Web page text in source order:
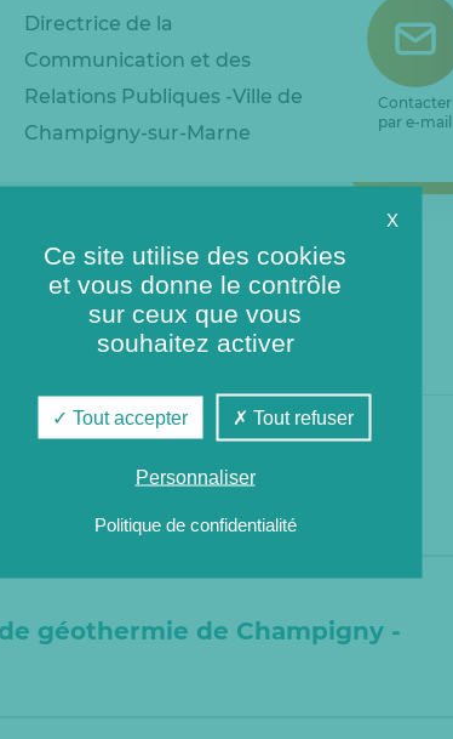
Directrice de la
Communication et des
Relations Publiques -Ville de
Champigny-sur-Marne
Contacter
par e-mail
Filtrer par :
gestion du premier réseau de
géothermie de Champigny -
X
Ce site utilise des cookies
et vous donne le contrôle
sur ceux que vous
souhaitez activer
Tout accepter Tout refuser
Personnaliser
Politique de confidentialité